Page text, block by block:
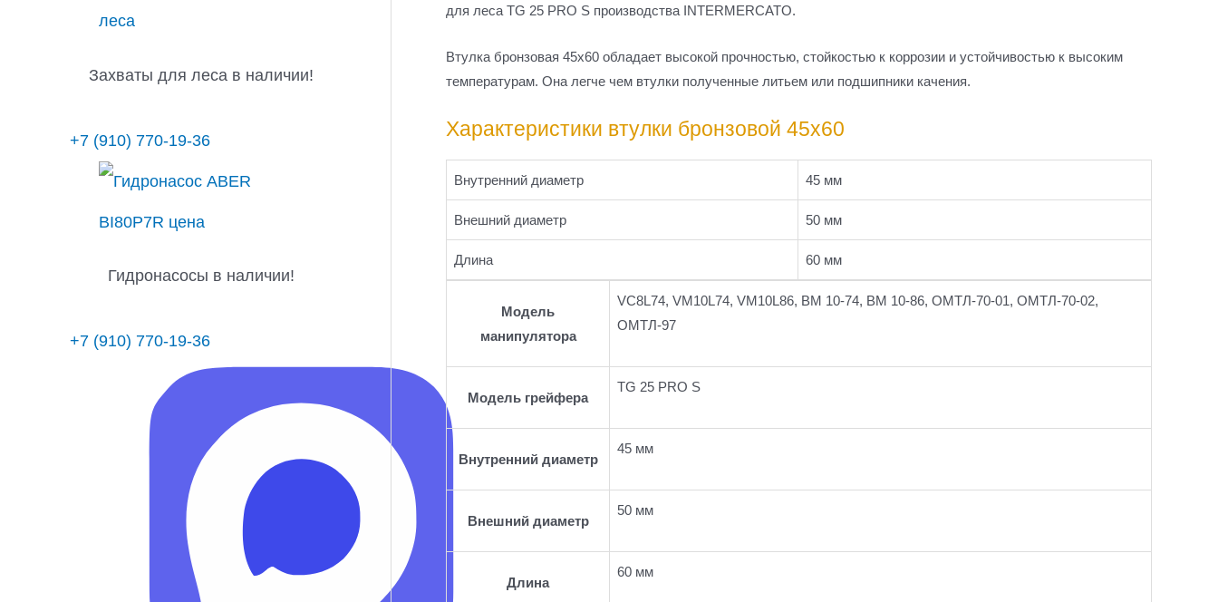
Захваты для леса в наличии!
+7 (910) 770-19-36
Гидронасосы в наличии!
+7 (910) 770-19-36
для леса TG 25 PRO S производства INTERMERCATO.
Втулка бронзовая 45х60 обладает высокой прочностью, стойкостью к коррозии и устойчивостью к высоким
температурам. Она легче чем втулки полученные литьем или подшипники качения.
Характеристики втулки бронзовой 45х60
Внутренний диаметр 45 мм
Внешний диаметр 50 мм
Длина 60 мм
Модель
манипулятора
VC8L74, VM10L74, VM10L86, ВМ 10-74, ВМ 10-86, ОМТЛ-70-01, ОМТЛ-70-02,
ОМТЛ-97
Модель грейфера
TG 25 PRO S
Внутренний диаметр
45 мм
Внешний диаметр
50 мм
Длина
60 мм